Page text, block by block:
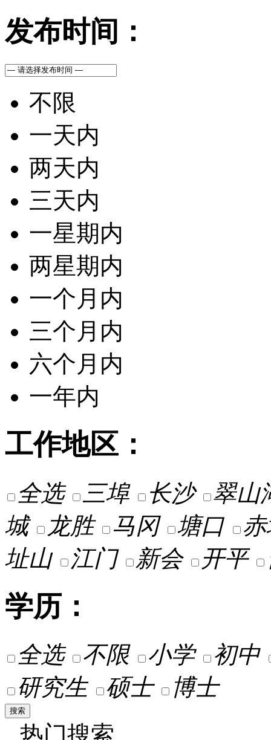
发布时间：
不限
一天内
两天内
三天内
一星期内
两星期内
一个月内
三个月内
六个月内
一年内
工作地区：
全选 三埠 长沙
翠山
城
龙胜 马冈 塘口
址山
江门 新会 开平
学历：
全选 不限 小学
初中
研究生
硕士
博士
热门搜索